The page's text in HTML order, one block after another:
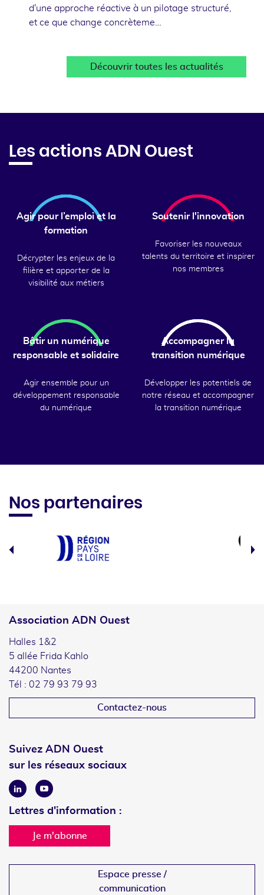
d'une approche réactive à un pilotage structuré,
et ce que change concrèteme…
Découvrir toutes les actualités
Les actions ADN Ouest
Agir pour l’emploi et la
formation
Décrypter les enjeux de la
filière et apporter de la
visibilité aux métiers
Soutenir l'innovation
Favoriser les nouveaux
talents du territoire et inspirer
nos membres
Bâtir un numérique
responsable et solidaire
Agir ensemble pour un
développement responsable
du numérique
Accompagner la
transition numérique
Développer les potentiels de
notre réseau et accompagner
la transition numérique
Nos partenaires
Association ADN Ouest
Halles 1&2
5 allée Frida Kahlo
44200 Nantes
Tél : 02 79 93 79 93
Contactez-nous
Suivez ADN Ouest
sur les réseaux sociaux
LinkedinYoutube
Lettres d'information :
Je m'abonne
Espace presse /
communication